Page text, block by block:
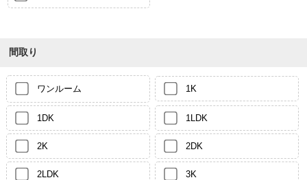
間取り
ワンルーム 1K
1DK 1LDK
2K 2DK
2LDK 3K